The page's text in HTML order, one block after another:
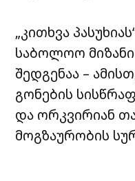
„კითხვა
საბოლოო
შედგენაა –
გონების
და ორკვირიან
მოგზაურობის